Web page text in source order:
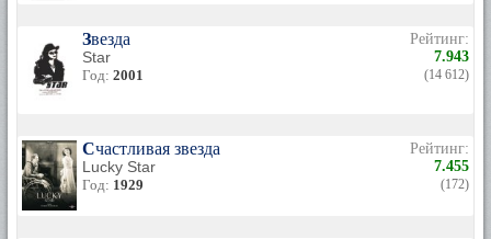
Звезда
Star
Год: 2001
Рейтинг:
7.943
(14 612)
Счастливая звезда
Lucky Star
Год: 1929
Рейтинг:
7.455
(172)